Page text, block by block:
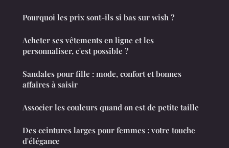
Pourquoi les prix sont-ils si bas sur wish ?
Acheter ses vêtements en ligne et les
personnaliser, c'est possible ?
Sandales pour fille : mode, confort et bonnes
affaires à saisir
Associer les couleurs quand on est de petite taille
Des ceintures larges pour femmes : votre touche
d'élégance